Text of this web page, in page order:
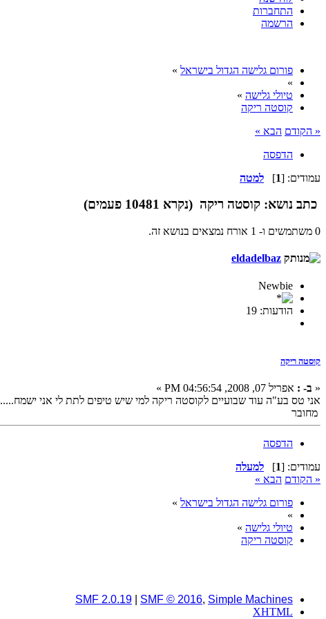
התחברות
הרשמה
פורום גלישה הגדול בישראל »
»
טיולי גלישה »
קוסטה ריקה
« הקודם הבא »
הדפסה
עמודים: [1
] למטה
כתב נושא: קוסטה ריקה (נקרא 10481 פעמים)
0 משתמשים ו- 1 אורח נמצאים בנושא זה.
eldadelbaz
Newbie
הודעות: 19
קוסטה ריקה
« ב- : אפריל 07, 2008, 04:56:54 PM »
אני טס בע"ה עוד שבועיים לקוסטה ריקה למי שיש טיפים לתת לי אני ישמח.....
מחובר
הדפסה
עמודים: [1
] למעלה
« הקודם הבא »
פורום גלישה הגדול בישראל »
»
טיולי גלישה »
קוסטה ריקה
SMF 2.0.19 SMF © 2016, Simple Machines
XHTML